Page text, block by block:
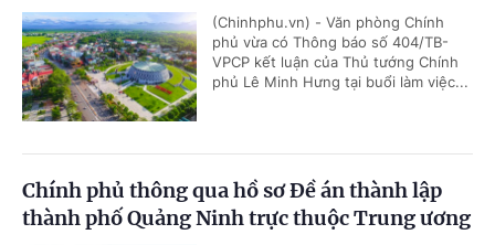
(Chinhphu.vn) - Văn phòng Chính
phủ vừa có Thông báo số 404/TB-
VPCP kết luận của Thủ tướng Chính
phủ Lê Minh Hưng tại buổi làm việc...
Chính phủ thông qua hồ sơ Đề án thành lập
thành phố Quảng Ninh trực thuộc Trung ương